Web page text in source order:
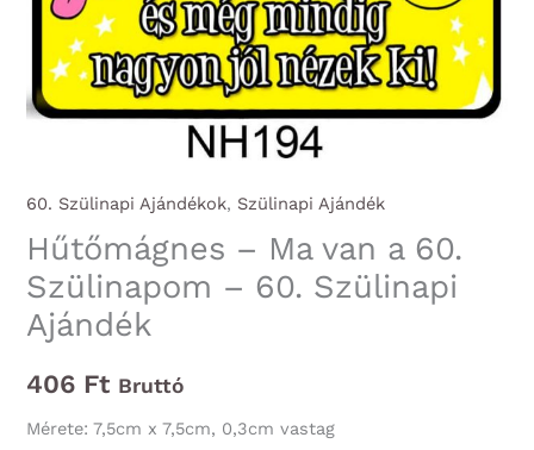
60. Szülinapi Ajándékok, Szülinapi Ajándék
Hűtőmágnes – Ma van a 60.
Szülinapom – 60. Szülinapi
Ajándék
406 Ft Bruttó
Mérete: 7,5cm x 7,5cm, 0,3cm vastag